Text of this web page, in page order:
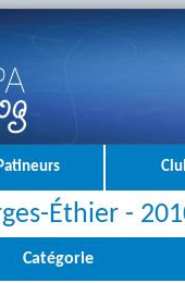
Éthier -
Catégorie